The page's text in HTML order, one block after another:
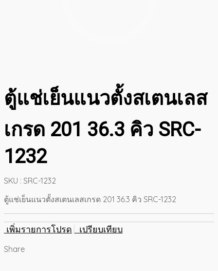
ตู้แช่เย็นแนวตั้งสเตนเลส
เกรด 201 36.3 คิว SRC-
1232
SKU : SRC-1232
ตู้แช่เย็นแนวตั้งสเตนเลสเกรด 201 36.3 คิว SRC-1232
เพิ่มรายการโปรด เปรียบเทียบ
Share